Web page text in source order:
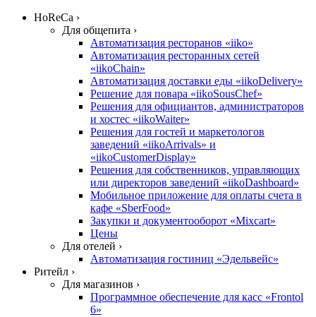
HoReCa ›
Для общепита ›
Автоматизация ресторанов «iiko»
Автоматизация ресторанных сетей
«iikoChain»
Автоматизация доставки еды «iikoDelivery»
Решение для повара «iikoSousChef»
Решения для официантов, администраторов
и хостес «iikoWaiter»
Решения для гостей и маркетологов
заведений «iikoArrivals» и
«iikoCustomerDisplay»
Решения для собственников, управляющих
или директоров заведений «iikoDashboard»
Мобильное приложение для оплаты счета в
кафе «SberFood»
Закупки и документооборот «Mixcart»
Цены
Для отелей ›
Автоматизация гостиниц «Эдельвейс»
Ритейл ›
Для магазинов ›
Программное обеспечение для касс «Frontol
6»